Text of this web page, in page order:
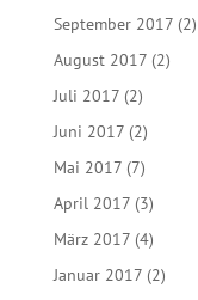
September 2017(2)
August 2017(2)
Juli 2017(2)
Juni 2017(2)
Mai 2017(7)
April 2017(3)
März 2017(4)
Januar 2017(2)